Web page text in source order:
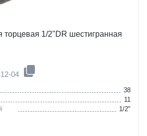
торцевая 1/2"DR шестигранная
04
38
11
1/2"